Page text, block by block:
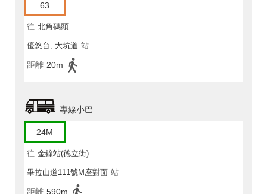
63
往 北角碼頭
優悠台, 大坑道 站
距離 20m
專線小巴
24M
往 金鐘站(德立街)
畢拉山道111號M座對面 站
距離 590m